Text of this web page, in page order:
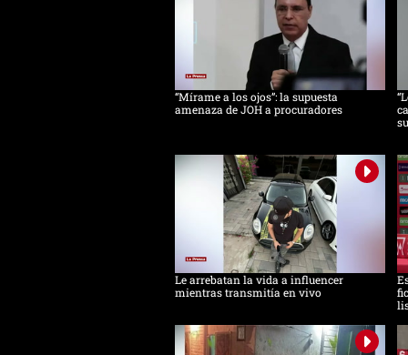
“Mírame a los ojos”: la supuesta
amenaza de JOH a procuradores
Le arrebatan la vida a influencer
mientras transmitía en vivo